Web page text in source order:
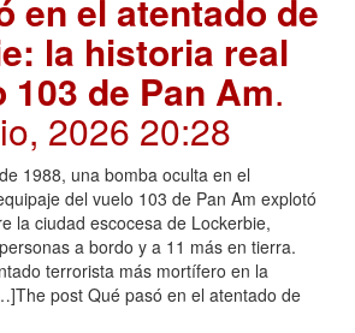
en el atentado de
la historia real
de Pan Am.
2026 20:28
1988, una bomba oculta en el
del vuelo 103 de Pan Am explotó
la ciudad escocesa de Lockerbie,
a bordo y a 11 más en tierra.
terrorista más mortífero en la
post Qué pasó en el atentado de